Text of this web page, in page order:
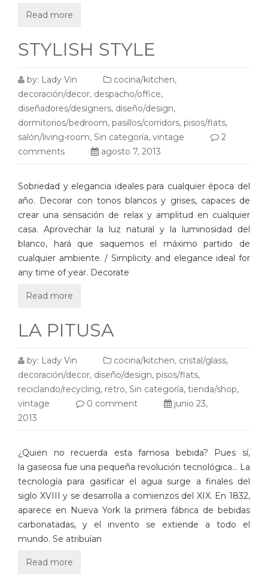
Read more
STYLISH STYLE
by: Lady Vin cocina/kitchen,
decoración/decor, despacho/office,
diseñadores/designers, diseño/design,
dormitorios/bedroom, pasillos/corridors, pisos/flats,
salón/living-room, Sin categoría, vintage
2
comments
agosto 7, 2013
Sobriedad y elegancia ideales para cualquier época del
año. Decorar con tonos blancos y grises, capaces de
crear una sensación de relax y amplitud en cualquier
casa. Aprovechar la luz natural y la luminosidad del
blanco, hará que saquemos el máximo partido de
cualquier ambiente. / Simplicity and elegance ideal for
any time of year. Decorate
Read more
LA PITUSA
by: Lady Vin cocina/kitchen, cristal/glass,
decoración/decor, diseño/design, pisos/flats,
reciclando/recycling, retro, Sin categoría, tienda/shop,
vintage
0 comment
junio 23,
2013
¿Quien no recuerda esta famosa bebida? Pues sí,
la gaseosa fue una pequeña revolución tecnológica… La
tecnología para gasificar el agua surge a finales del
siglo XVIII y se desarrolla a comienzos del XIX. En 1832,
aparece en Nueva York la primera fábrica de bebidas
carbonatadas, y el invento se extiende a todo el
mundo. Se atribuían
Read more